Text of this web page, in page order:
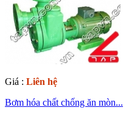
Giá : Liên hệ
Bơm hóa chất chống ăn mòn...